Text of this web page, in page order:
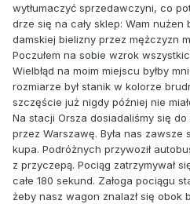
wytłumaczyć sprzedawczyni, co
drze się na cały sklep: Wam nużen
damskiej bielizny przez mężczyzn
Poczułem na sobie wzrok
Wielbłąd na moim miejscu byłby
rozmiarze był stanik w kolorze
szczęście już nigdy później nie
Na stacji Orsza dosiadaliśmy się
przez Warszawę. Była nas zawsze
kupa. Podróżnych przywoził
z przyczepą. Pociąg zatrzymywał
całe 180 sekund. Załoga pociągu
żeby nasz wagon znalazł się obok